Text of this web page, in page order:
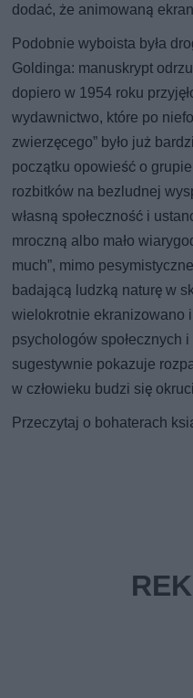
dodać, że animowaną
Podobnie wyboista była
Goldinga: manuskrypt
dopiero w 1954 roku
wydawnictwo, które po
zwierzęcego” było już
początku opowieść o
rozbitków na bezludnej
własną społeczność i
mroczną albo mało
much”, mimo
badającą ludzką naturę w
wielokrotnie ekranizowano
psychologów społecznych
sugestywnie pokazuje
w człowieku budzi się
Przeczytaj o bohaterach